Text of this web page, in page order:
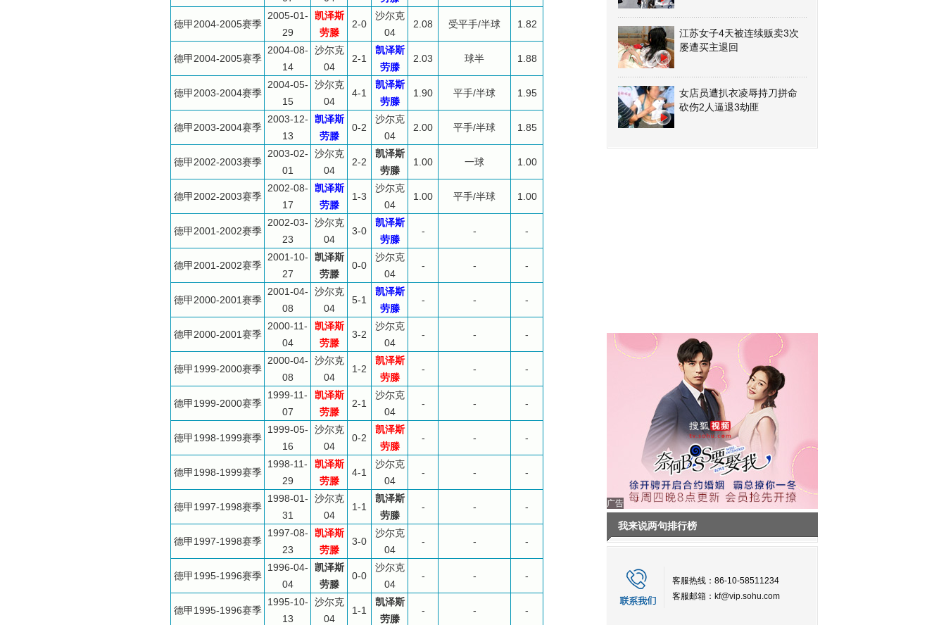
德甲2004-2005赛季
2005-01-
29
凯泽斯
劳滕
2-0
沙尔克
04
2.08 受平手/半球 1.82
德甲2004-2005赛季
2004-08-
14
沙尔克
04
2-1
凯泽斯
劳滕
2.03 球半 1.88
德甲2003-2004赛季
2004-05-
15
沙尔克
04
4-1
凯泽斯
劳滕
1.90 平手/半球 1.95
德甲2003-2004赛季
2003-12-
13
凯泽斯
劳滕
0-2
沙尔克
04
2.00 平手/半球 1.85
德甲2002-2003赛季
2003-02-
01
沙尔克
04
2-2
凯泽斯
劳滕
1.00 一球 1.00
德甲2002-2003赛季
2002-08-
17
凯泽斯
劳滕
1-3
沙尔克
04
1.00 平手/半球 1.00
德甲2001-2002赛季
2002-03-
23
沙尔克
04
3-0
凯泽斯
劳滕
- - -
德甲2001-2002赛季
2001-10-
27
凯泽斯
劳滕
0-0
沙尔克
04
- - -
德甲2000-2001赛季
2001-04-
08
沙尔克
04
5-1
凯泽斯
劳滕
- - -
德甲2000-2001赛季
2000-11-
04
凯泽斯
劳滕
3-2
沙尔克
04
- - -
德甲1999-2000赛季
2000-04-
08
沙尔克
04
1-2
凯泽斯
劳滕
- - -
德甲1999-2000赛季
1999-11-
07
凯泽斯
劳滕
2-1
沙尔克
04
- - -
德甲1998-1999赛季
1999-05-
16
沙尔克
04
0-2
凯泽斯
劳滕
- - -
德甲1998-1999赛季
1998-11-
29
凯泽斯
劳滕
4-1
沙尔克
04
- - -
德甲1997-1998赛季
1998-01-
31
沙尔克
04
1-1
凯泽斯
劳滕
- - -
德甲1997-1998赛季
1997-08-
23
凯泽斯
劳滕
3-0
沙尔克
04
- - -
德甲1995-1996赛季
1996-04-
04
凯泽斯
劳滕
0-0
沙尔克
04
- - -
德甲1995-1996赛季
1995-10-
13
沙尔克
04
1-1
凯泽斯
劳滕
- - -
江苏女子4天被连续贩卖3次
屡遭买主退回
女店员遭扒衣凌辱持刀拼命
砍伤2人逼退3劫匪
广告
我来说两句排行榜
客服热线：86-10-58511234
客服邮箱： kf@vip.sohu.com